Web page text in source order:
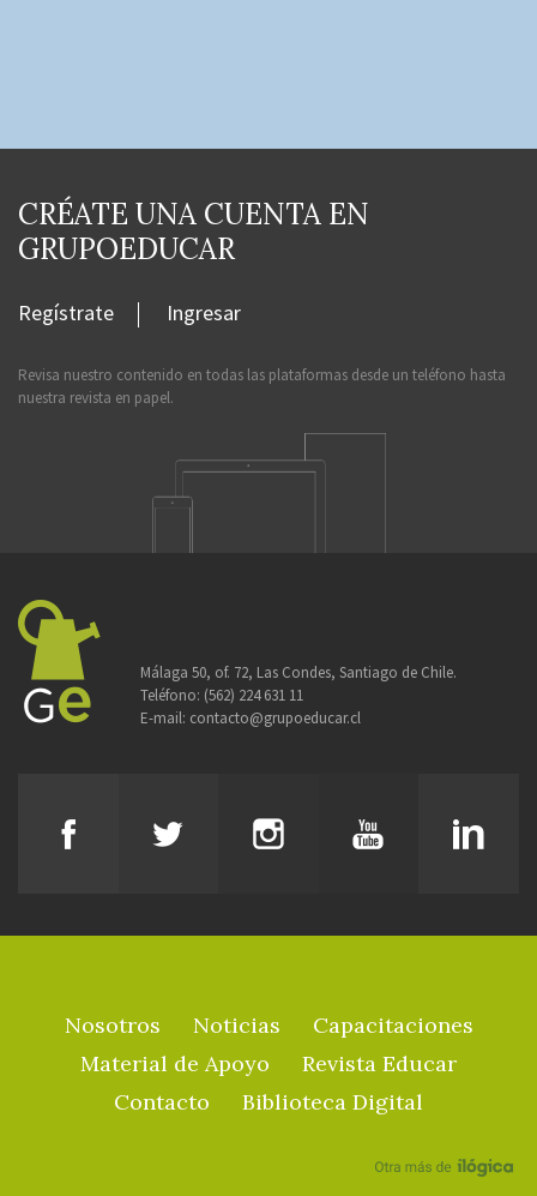
CRÉATE UNA CUENTA EN
GRUPOEDUCAR
Regístrate Ingresar
Revisa nuestro contenido en todas las plataformas desde un teléfono hasta
nuestra revista en papel.
Málaga 50, of. 72, Las Condes, Santiago de Chile.
Teléfono: (562) 224 631 11
E-mail: contacto@grupoeducar.cl
Nosotros Noticias
Capacitaciones
Material de Apoyo
Revista Educar
Contacto
Biblioteca Digital